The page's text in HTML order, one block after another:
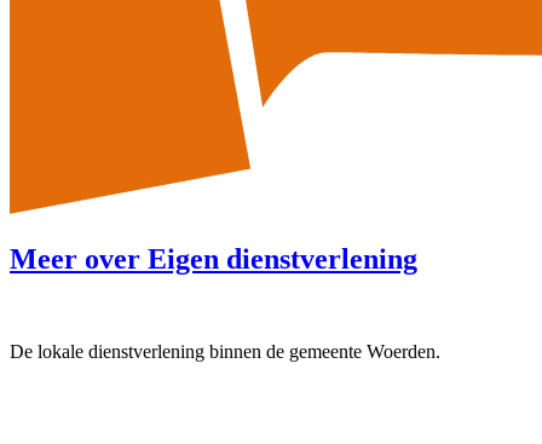
Meer over Eigen dienstverlening
De lokale dienstverlening binnen de gemeente Woerden.